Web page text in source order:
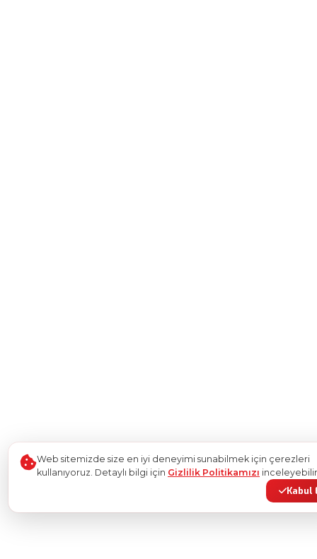
Web sitemizde size en iyi deneyimi sunabilmek için çerezleri
kullanıyoruz. Detaylı bilgi için Gizlilik Politikamızı
Kabul